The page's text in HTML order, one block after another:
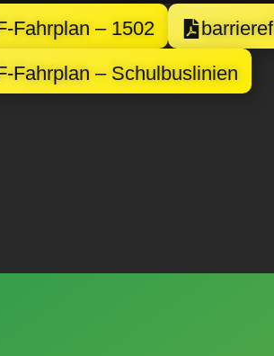
Fahrplan – 1502
Fahrplan – Schulbuslinien